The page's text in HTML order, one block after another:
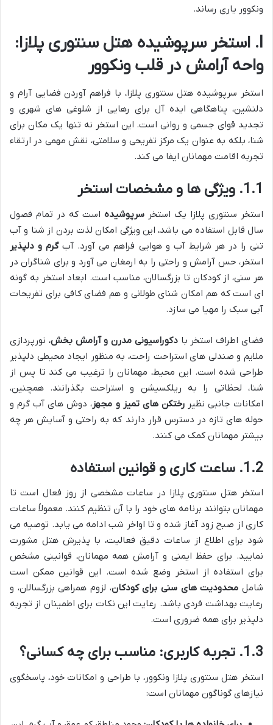
ونکوور یاری رساند.
I. استخر سرپوشیده هتل سنتوری پلازا:
واحه آرامش در قلب ونکوور
استخر سرپوشیده هتل سنتوری پلازا، با فراهم آوردن فضایی آرام و
دلنشین، پناهگاهی ایده آل برای رهایی از شلوغی های شهری و
تجدید قوای جسمی و روانی است. این استخر نه تنها یک مکان برای
شنا، بلکه به عنوان یک مرکز تفریحی و سلامتی، نقش مهمی در ارتقاء
تجربه اقامت مهمانان ایفا می کند.
1.1. ویژگی ها و مشخصات استخر
استخر سنتوری پلازا یک استخر سرپوشیده است که در تمام فصول
سال قابل استفاده می باشد، این ویژگی امکان لذت بردن از شنا و آب
تنی را در هر شرایط آب و هوایی فراهم می آورد. آبگرم و دلپذیر
استخر، حس آرامش و راحتی را به ارمغان می آورد و برای شناگران در
هر سنی، از کودکان تا بزرگسالان، مناسب است. ابعاد استخر به گونه
ای است که هم امکان شنای طولانی و هم فضای کافی برای تفریحات
آبی سبک را مهیا می سازد.
فضای اطراف استخر بادکوراسیونی مدرن و آرامش بخش، نورپردازی
ملایم و صندلی های استراحت راحت، به منظور ایجاد محیطی دلپذیر
طراحی شده است. این محیط، مهمانان را ترغیب می کند تا پس از
شنا، لحظاتی را به ریلکسیشن و استراحت بگذرانند. همچنین،
امکانات جانبی نظیررختکن های تمیز و مجهز، دوش های آب گرم و
حوله های تازه در دسترس قرار دارند که به راحتی و آسایش هر چه
بیشتر مهمانان کمک می کنند.
1.2. ساعت کاری و قوانین استفاده
استخر هتل سنتوری پلازا در ساعات مشخصی از روز فعال است تا
مهمانان بتوانند برنامه های خود را با آن تنظیم کنند. معمولاً ساعات
کاری از صبح زود آغاز شده و تا اواخر شب ادامه می یابد. توصیه می
شود برای اطلاع از ساعات دقیق فعالیت، با پذیرش هتل مشورت
نمایید. برای حفظ ایمنی و آرامش همه مهمانان، قوانینی مشخص
برای استفاده از استخر وضع شده است. این قوانین ممکن است
شامل محدودیت های سنی برای کودکان، لزوم همراهی بزرگسالان، و
رعایت بهداشت فردی باشد. رعایت این نکات برای اطمینان از تجربه
دلپذیر برای همه ضروری است.
1.3. تجربه کاربری: مناسب برای چه کسانی؟
استخر هتل سنتوری پلازا ونکوور، با طراحی و امکانات خود، پاسخگوی
نیازهای گوناگون مهمانان است: